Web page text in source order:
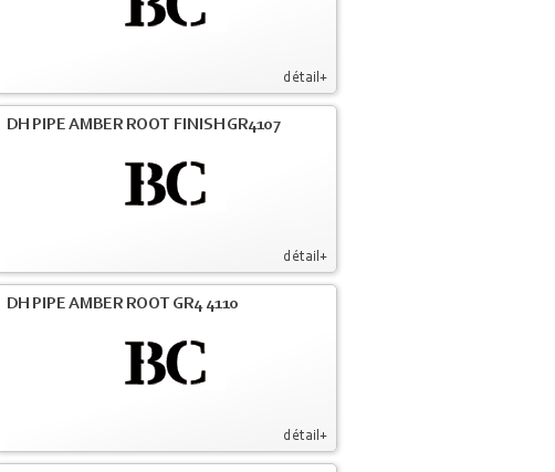
détail+
détail+
DH PIPE AMBER ROOT FINISH GR4107
détail+
DH PIPE AMBER ROOT GR4 4110